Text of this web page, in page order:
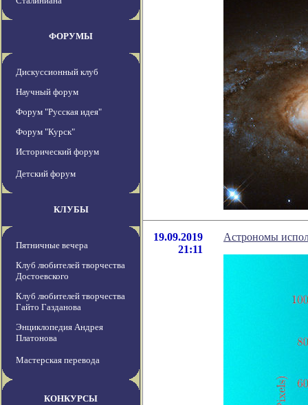
ФОРУМЫ
Дискуссионный клуб
Научный форум
Форум "Русская идея"
Форум "Курск"
Исторический форум
Детский форум
КЛУБЫ
Пятничные вечера
Клуб любителей творчества
Достоевского
Клуб любителей творчества
Гайто Газданова
Энциклопедия Андрея
Платонова
Мастерская перевода
КОНКУРСЫ
19.09.2019
21:11
Астрономы